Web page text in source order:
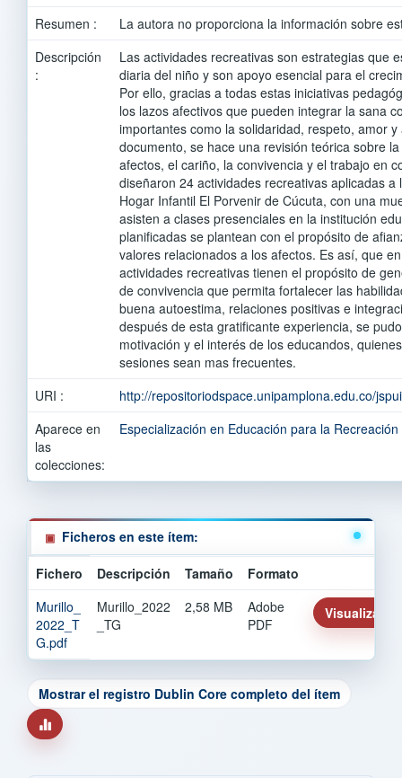
Resumen :
La autora no proporciona la información sobre
Descripción
:
Las actividades recreativas son estrategias que
diaria del niño y son apoyo esencial para el
Por ello, gracias a todas estas iniciativas
los lazos afectivos que pueden integrar la sana
importantes como la solidaridad, respeto, amor
documento, se hace una revisión teórica sobre
afectos, el cariño, la convivencia y el trabajo en
diseñaron 24 actividades recreativas aplicadas a
Hogar Infantil El Porvenir de Cúcuta, con una
asisten a clases presenciales en la institución
planificadas se plantean con el propósito de
valores relacionados a los afectos. Es así, que
actividades recreativas tienen el propósito de
de convivencia que permita fortalecer las
buena autoestima, relaciones positivas e
después de esta gratificante experiencia, se
motivación y el interés de los educandos,
sesiones sean mas frecuentes.
URI :
http://repositoriodspace.unipamplona.edu.co/
Aparece en
las
colecciones:
Especialización en Educación para la
Ficheros en este ítem:
Fichero Descripción Tamaño
Formato
Murillo_
2022_T
G.pdf
Murillo_2022
_TG
2,58 MB
Adobe
PDF
Visualizar/
Mostrar el registro Dublin Core completo del ítem